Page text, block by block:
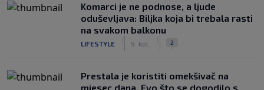
Komarci je ne podnose, a ljude
oduševljava: Biljka koja bi trebala rasti
na svakom balkonu
LIFESTYLE 9. kol. 2
Prestala je koristiti omekšivač na
mjesec dana. Evo što se dogodilo s